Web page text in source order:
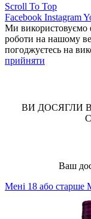
Scroll To Top
Facebook Instagram
Ми використовуємо
роботи на нашому
погоджуєтесь на
прийняти
ВИ ДОСЯГЛИ
Ваш
Мені 18 або старше